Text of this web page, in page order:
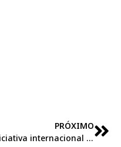
PRÓXIMO
Iniciativa internacional combate violencia contra la mujer